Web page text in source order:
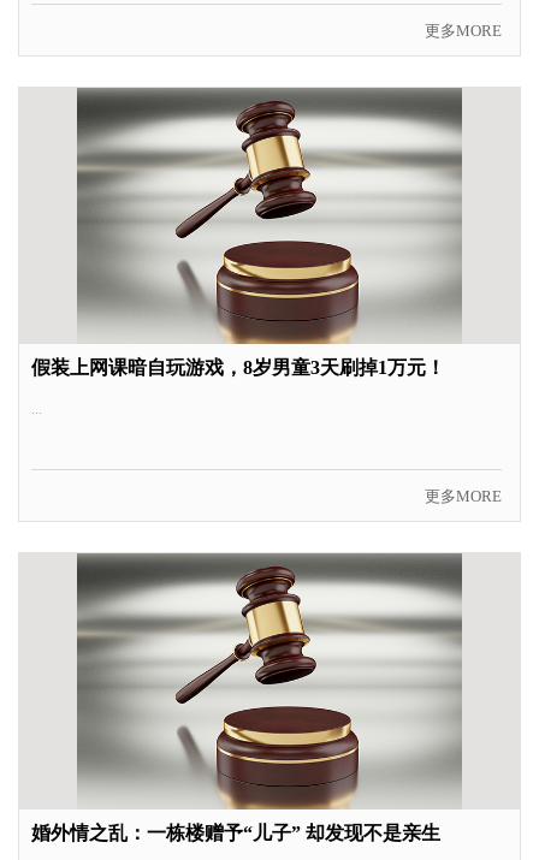
更多MORE
假装上网课暗自玩游戏，8岁男童3天刷掉1万元！
更多MORE
婚外情之乱：一栋楼赠予“儿子” 却发现不是亲生